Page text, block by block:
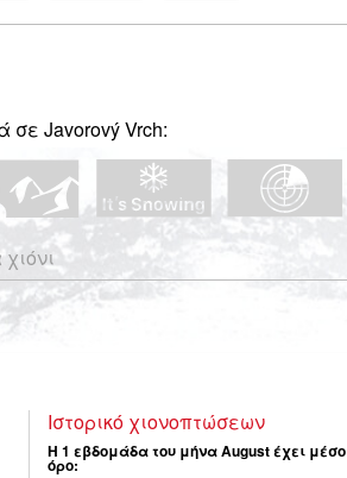
σε Javorový Vrch:
Ιστορικό χιονοπτώσεων
Η 1 εβδομάδα του μήνα August έχει μέσο
όρο: